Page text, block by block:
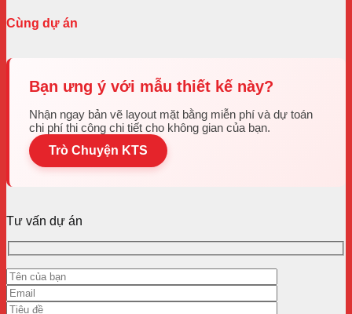
Cùng dự án
Bạn ưng ý với mẫu thiết kế này?
Nhận ngay bản vẽ layout mặt bằng miễn phí và dự toán
chi phí thi công chi tiết cho không gian của bạn.
Trò Chuyện KTS
Tư vấn dự án